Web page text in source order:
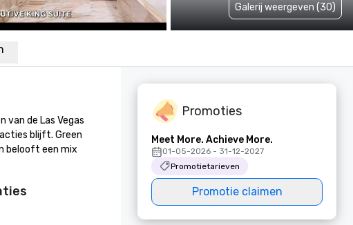
Galerij weergeven (30)
van de Las Vegas
blijft. Green
belooft een mix
Promoties
Meet More. Achieve More.
01-05-2026 - 31-12-2027
Promotietarieven
Promotie claimen